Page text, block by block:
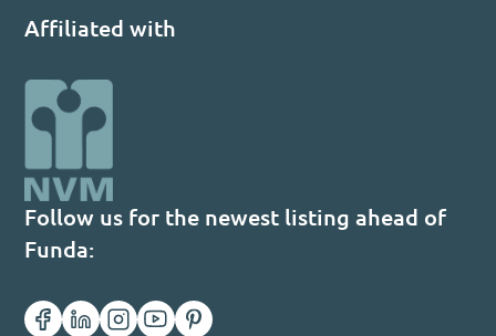
Affiliated with
Follow us for the newest listing ahead of
Funda: